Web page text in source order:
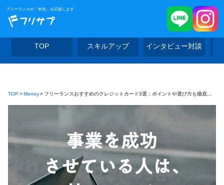
フリーランスの「本気」を応援します
TOP スキルアップ インタビュー対談
TOP Money フリーランスおすすめのクレジットカード3選：ポイントや選び方も徹底解説